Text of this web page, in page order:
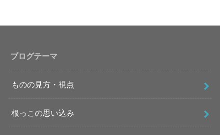
ブログテーマ
ものの見方・視点
根っこの思い込み